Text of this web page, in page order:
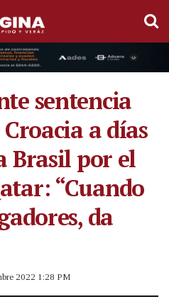
sentencia
a días
Brasil por el
“Cuando
da
2022 1:28 PM